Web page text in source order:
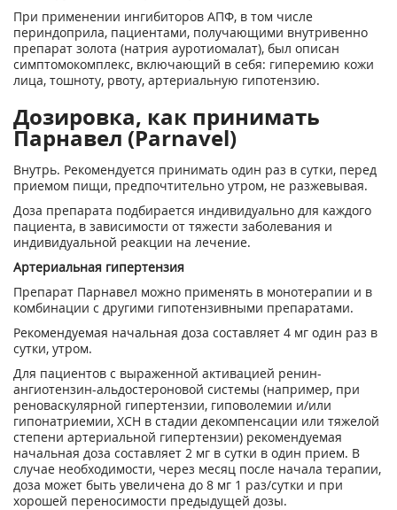
При применении ингибиторов АПФ, в том числе
периндоприла, пациентами, получающими внутривенно
препарат золота (натрия ауротиомалат), был описан
симптомокомплекс, включающий в себя: гиперемию кожи
лица, тошноту, рвоту, артериальную гипотензию.
Дозировка, как принимать
Парнавел (Parnavel)
Внутрь. Рекомендуется принимать один раз в сутки, перед
приемом пищи, предпочтительно утром, не разжевывая.
Доза препарата подбирается индивидуально для каждого
пациента, в зависимости от тяжести заболевания и
индивидуальной реакции на лечение.
Артериальная гипертензия
Препарат Парнавел можно применять в монотерапии и в
комбинации с другими гипотензивными препаратами.
Рекомендуемая начальная доза составляет 4 мг один раз в
сутки, утром.
Для пациентов с выраженной активацией ренин-
ангиотензин-альдостероновой системы (например, при
реноваскулярной гипертензии, гиповолемии и/или
гипонатриемии, ХСН в стадии декомпенсации или тяжелой
степени артериальной гипертензии) рекомендуемая
начальная доза составляет 2 мг в сутки в один прием. В
случае необходимости, через месяц после начала терапии,
доза может быть увеличена до 8 мг 1 раз/сутки и при
хорошей переносимости предыдущей дозы.